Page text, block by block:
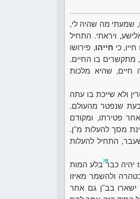
שמעתי מה שהיה לי,
ויראתי. התחיל
חייו, כי חייהו, פירושו
מתקשרים בו החיים.
חיים, שהיא מלכות
ולא שייכת בו עתה
שנפטר מהעולם.
פטירתו, ומקודם
מסך להעלות מ"ן.
התחיל להעלות
יהיה כברבלע המות
ולהשמר מאיזו
ישארו בב"ן גם אחר